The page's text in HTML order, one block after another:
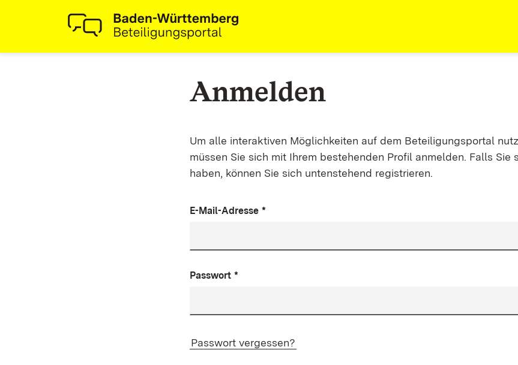
Anmelden
Um alle interaktiven Möglichkeiten auf dem Beteiligungsportal
müssen Sie sich mit Ihrem bestehenden Profil anmelden. Falls Sie
haben, können Sie sich untenstehend registrieren.
E-Mail-Adresse *
Passwort *
Passwort vergessen?